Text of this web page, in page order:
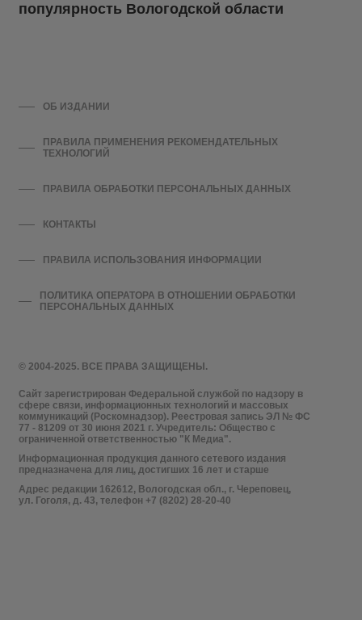
популярность Вологодской области
© 2004-2025. ВСЕ ПРАВА ЗАЩИЩЕНЫ.
Сайт зарегистрирован Федеральной службой по надзору в
сфере связи, информационных технологий и массовых
коммуникаций (Роскомнадзор). Реестровая запись ЭЛ № ФС
77 - 81209 от 30 июня 2021 г. Учредитель: Общество с
ограниченной ответственностью "К Медиа".
Информационная продукция данного сетевого издания
предназначена для лиц, достигших 16 лет и старше
Адрес редакции 162612, Вологодская обл., г. Череповец,
ул. Гоголя, д. 43, телефон +7 (8202) 28-20-40
ОБ ИЗДАНИИ
ПРАВИЛА ПРИМЕНЕНИЯ РЕКОМЕНДАТЕЛЬНЫХ
ТЕХНОЛОГИЙ
ПРАВИЛА ОБРАБОТКИ ПЕРСОНАЛЬНЫХ ДАННЫХ
КОНТАКТЫ
ПРАВИЛА ИСПОЛЬЗОВАНИЯ ИНФОРМАЦИИ
ПОЛИТИКА ОПЕРАТОРА В ОТНОШЕНИИ ОБРАБОТКИ
ПЕРСОНАЛЬНЫХ ДАННЫХ